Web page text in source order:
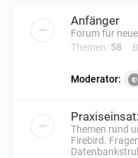
Anfänger
Forum für
Themen: 58
Moderator:
Themen rund
Firebird.